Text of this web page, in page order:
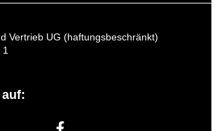
Vertrieb UG (haftungsbeschränkt)